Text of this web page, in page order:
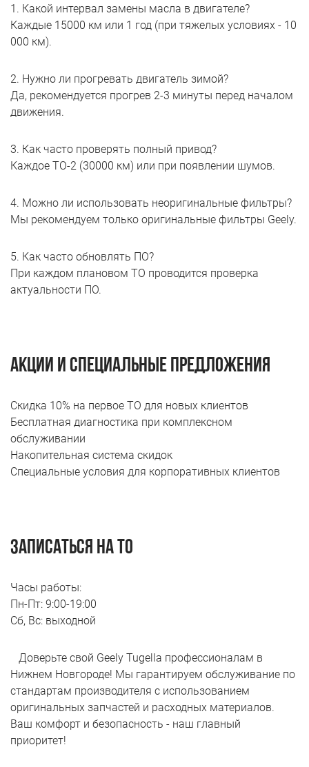
1. Какой интервал замены масла в двигателе?
Каждые 15000 км или 1 год (при тяжелых условиях - 10
000 км).
2. Нужно ли прогревать двигатель зимой?
Да, рекомендуется прогрев 2-3 минуты перед началом
движения.
3. Как часто проверять полный привод?
Каждое ТО-2 (30000 км) или при появлении шумов.
4. Можно ли использовать неоригинальные фильтры?
Мы рекомендуем только оригинальные фильтры Geely.
5. Как часто обновлять ПО?
При каждом плановом ТО проводится проверка
актуальности ПО.
Акции и специальные предложения
Скидка 10% на первое ТО для новых клиентов
Бесплатная диагностика при комплексном
обслуживании
Накопительная система скидок
Специальные условия для корпоративных клиентов
Записаться на ТО
Часы работы:
Пн-Пт: 9:00-19:00
Сб, Вс: выходной
Доверьте свой Geely Tugella профессионалам в
Нижнем Новгороде! Мы гарантируем обслуживание по
стандартам производителя с использованием
оригинальных запчастей и расходных материалов.
Ваш комфорт и безопасность - наш главный
приоритет!